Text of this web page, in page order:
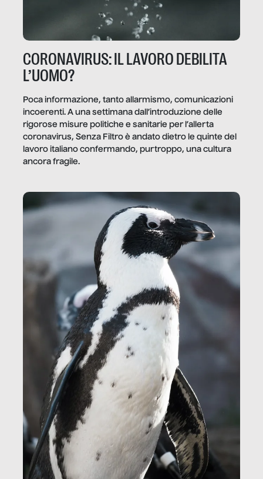
CORONAVIRUS: IL LAVORO DEBILITA
L’UOMO?
Poca informazione, tanto allarmismo, comunicazioni
incoerenti. A una settimana dall’introduzione delle
rigorose misure politiche e sanitarie per l’allerta
coronavirus, Senza Filtro è andato dietro le quinte del
lavoro italiano confermando, purtroppo, una cultura
ancora fragile.